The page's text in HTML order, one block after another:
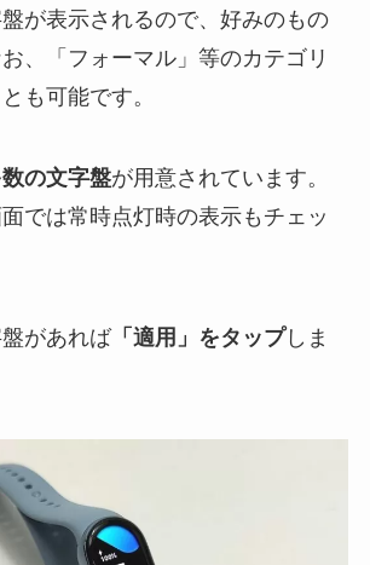
が表示されるので、好みのもの
、「フォーマル」等のカテゴリ
も可能です。
の文字盤が用意されています。
では常時点灯時の表示もチェッ
があれば「適用」をタップしま